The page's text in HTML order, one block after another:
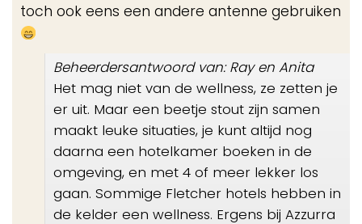
toch ook eens een andere antenne gebruiken
Beheerdersantwoord van: Ray en Anita
Het mag niet van de wellness, ze zetten je
er uit. Maar een beetje stout zijn samen
maakt leuke situaties, je kunt altijd nog
daarna een hotelkamer boeken in de
omgeving, en met 4 of meer lekker los
gaan. Sommige Fletcher hotels hebben in
de kelder een wellness. Ergens bij Azzurra